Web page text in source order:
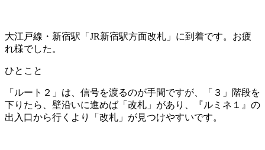
大江戸線・新宿駅「JR新宿駅方面改札」に到着です。お疲
れ様でした。
ひとこと
「ルート２」は、信号を渡るのが手間ですが、「３」階段を
下りたら、壁沿いに進めば「改札」があり、『ルミネ１』の
出入口から行くより「改札」が見つけやすいです。